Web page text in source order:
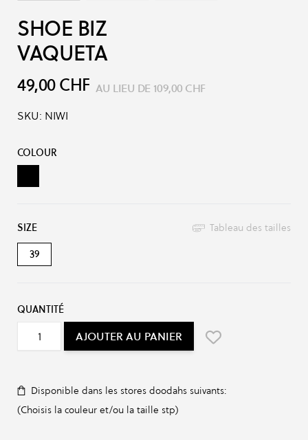
SHOE BIZ
VAQUETA
49,00 CHF AU LIEU DE 109,00 CHF
SKU: NIWI
Options du produit :
COLOUR
Black
SIZE
Tableau des tailles
39
QUANTITÉ
AJOUTER AU PANIER
Disponible dans les stores doodahs suivants:
(Choisis la couleur et/ou la taille stp)